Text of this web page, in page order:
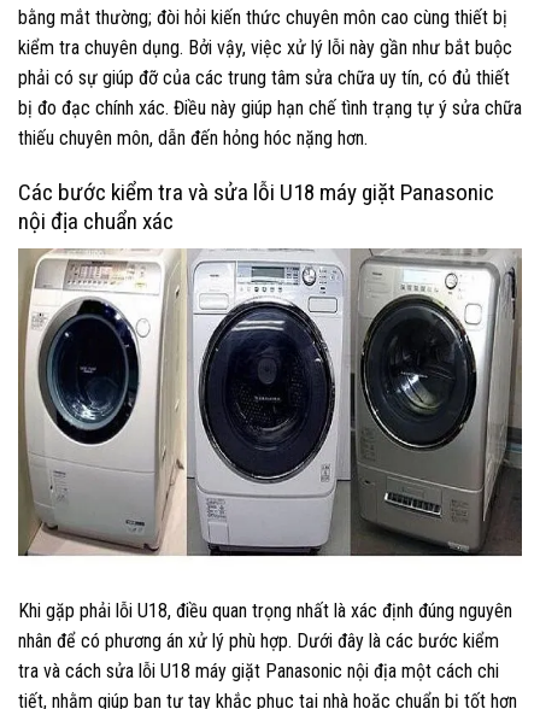
bằng mắt thường; đòi hỏi kiến thức chuyên môn cao cùng thiết bị
kiểm tra chuyên dụng. Bởi vậy, việc xử lý lỗi này gần như bắt buộc
phải có sự giúp đỡ của các trung tâm sửa chữa uy tín, có đủ thiết
bị đo đạc chính xác. Điều này giúp hạn chế tình trạng tự ý sửa chữa
thiếu chuyên môn, dẫn đến hỏng hóc nặng hơn.
Các bước kiểm tra và sửa lỗi U18 máy giặt Panasonic
nội địa chuẩn xác
Khi gặp phải lỗi U18, điều quan trọng nhất là xác định đúng nguyên
nhân để có phương án xử lý phù hợp. Dưới đây là các bước kiểm
tra và cách sửa lỗi U18 máy giặt Panasonic nội địa một cách chi
tiết, nhằm giúp bạn tự tay khắc phục tại nhà hoặc chuẩn bị tốt hơn